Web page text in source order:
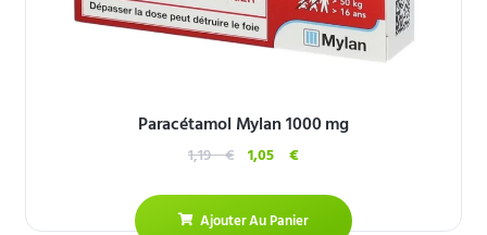
Paracétamol Mylan 1000 mg
1,19€ 1,05 €
Ajouter Au Panier